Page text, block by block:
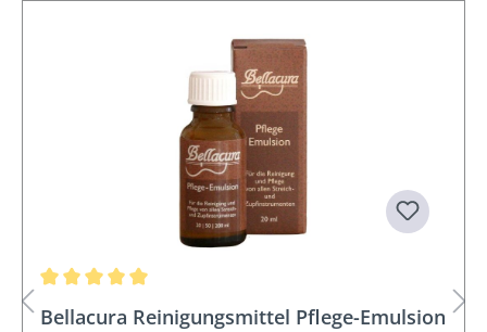
Bellacura Reinigungsmittel Pflege-Emulsion